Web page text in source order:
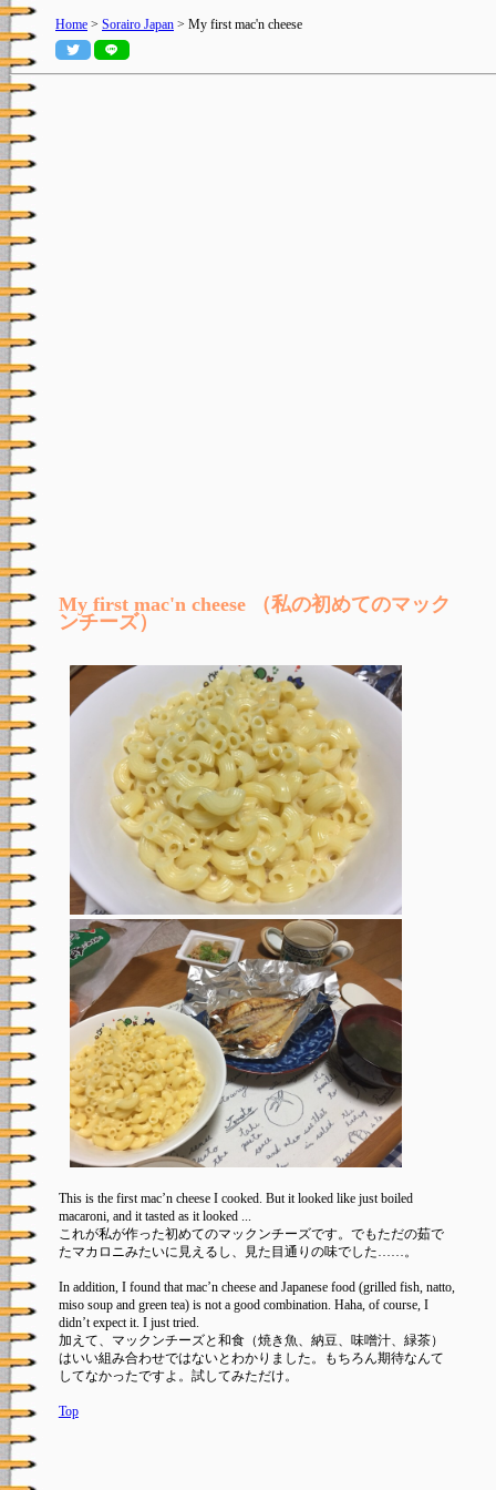
Home > Sorairo Japan > My first mac'n cheese
My first mac'n cheese （私の初めてのマック
ンチーズ）
This is the first mac’n cheese I cooked. But it looked like just boiled
macaroni, and it tasted as it looked ...
これが私が作った初めてのマックンチーズです。でもただの茹で
たマカロニみたいに見えるし、見た目通りの味でした……。
In addition, I found that mac’n cheese and Japanese food (grilled fish, natto,
miso soup and green tea) is not a good combination. Haha, of course, I
didn’t expect it. I just tried.
加えて、マックンチーズと和食（焼き魚、納豆、味噌汁、緑茶）
はいい組み合わせではないとわかりました。もちろん期待なんて
してなかったですよ。試してみただけ。
Top